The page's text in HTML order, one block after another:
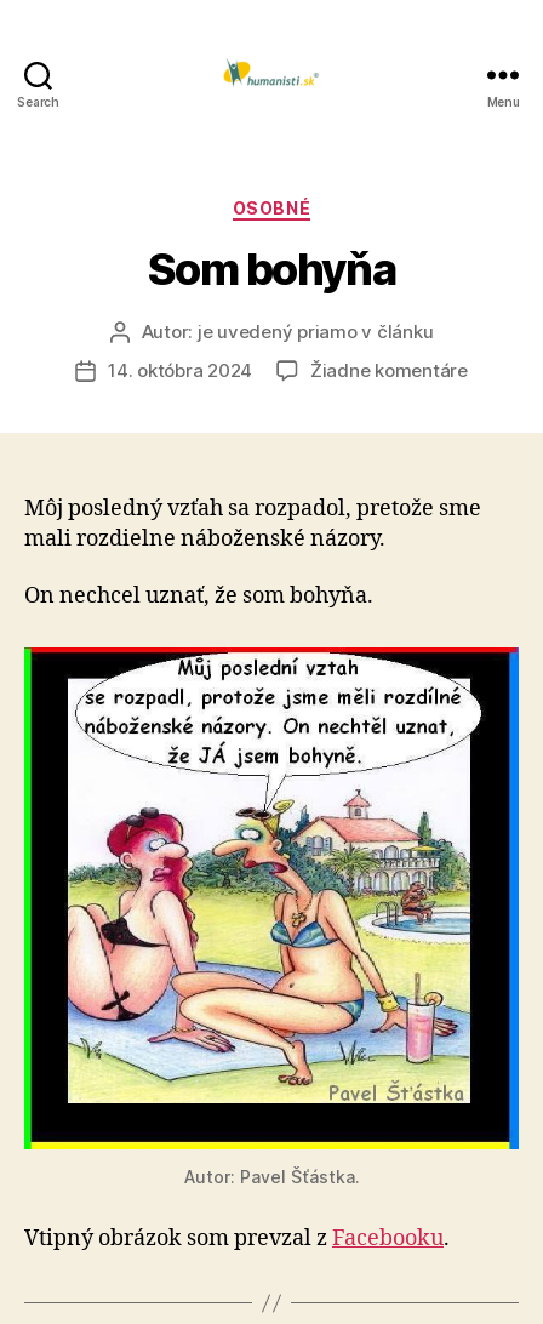
Search Menu
Kategórie
OSOBNÉ
Som bohyňa
Autor
článku
Autor: je uvedený priamo v článku
Dátum
14. októbra 2024 Žiadne komentárena
Môj posledný vzťah sa rozpadol, pretože sme
mali roz­diel­ne ná­bo­žen­ské ná­zo­ry.
On nechcel uznať, že som bohyňa.
Autor: Pavel Šťástka.
Vtipný obrázok som prevzal zFace­booku.